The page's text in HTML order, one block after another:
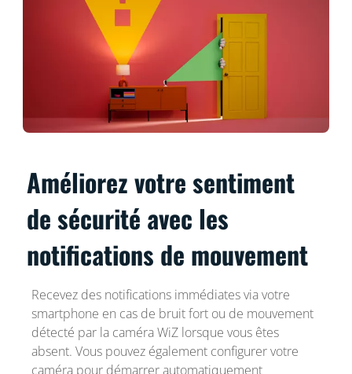
Améliorez votre sentiment
de sécurité avec les
notifications de mouvement
Recevez des notifications immédiates via votre
smartphone en cas de bruit fort ou de mouvement
détecté par la caméra WiZ lorsque vous êtes
absent. Vous pouvez également configurer votre
caméra pour démarrer automatiquement